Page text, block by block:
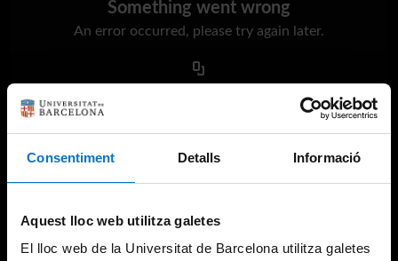
Consentiment Detalls Informació
Aquest lloc web utilitza galetes
El lloc web de la Universitat de Barcelona utilitza galetes
Something went wrong
An error occurred, please try again later.